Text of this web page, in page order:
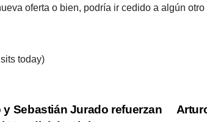
oferta o bien, podría ir cedido a algún
today)
Sebastián Jurado refuerzan